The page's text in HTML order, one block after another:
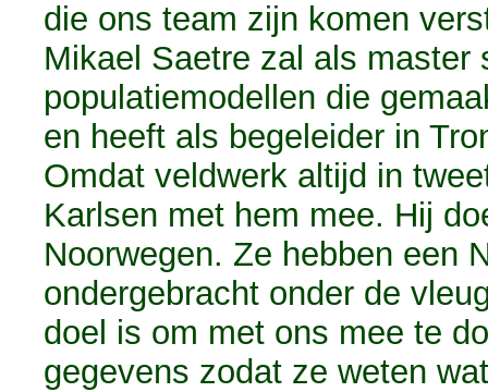
die ons team zijn komen
Mikael Saetre zal als master
populatiemodellen die
en heeft als begeleider in
Omdat veldwerk altijd in
Karlsen met hem mee. Hij
Noorwegen. Ze hebben een
ondergebracht onder de
doel is om met ons mee te
gegevens zodat ze weten